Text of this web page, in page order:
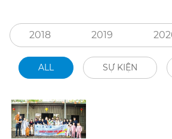
2018 2019
ALL SỰ KIỆN